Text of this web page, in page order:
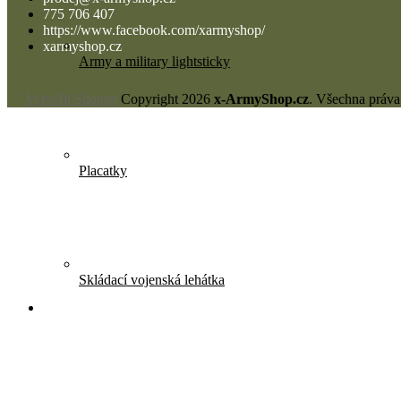
Army a military lightsticky
Placatky
Skládací vojenská lehátka
775 706 407
https://www.facebook.com/xarmyshop/
xarmyshop.cz
Vytvořil Shoptet Copyright 2026 x-ArmyShop.cz. Všechna